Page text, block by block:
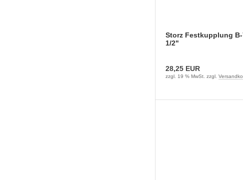
Storz Festkupplung B-
1/2"
28,25 EUR
zzgl. 19 % MwSt. zzgl.